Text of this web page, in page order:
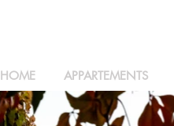
HOME APPARTEMENTS